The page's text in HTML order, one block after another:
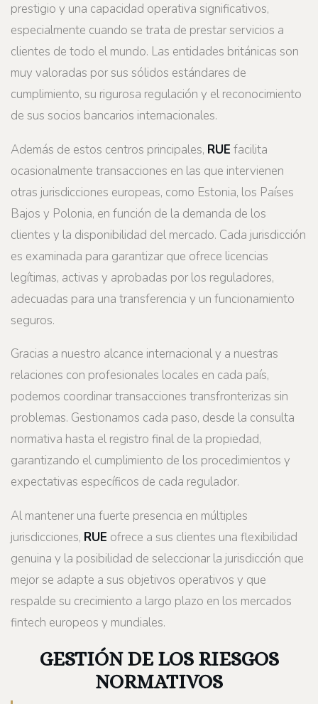
prestigio y una capacidad operativa significativos,
especialmente cuando se trata de prestar servicios a
clientes de todo el mundo. Las entidades británicas son
muy valoradas por sus sólidos estándares de
cumplimiento, su rigurosa regulación y el reconocimiento
de sus socios bancarios internacionales.
Además de estos centros principales, RUE facilita
ocasionalmente transacciones en las que intervienen
otras jurisdicciones europeas, como Estonia, los Países
Bajos y Polonia, en función de la demanda de los
clientes y la disponibilidad del mercado. Cada jurisdicción
es examinada para garantizar que ofrece licencias
legítimas, activas y aprobadas por los reguladores,
adecuadas para una transferencia y un funcionamiento
seguros.
Gracias a nuestro alcance internacional y a nuestras
relaciones con profesionales locales en cada país,
podemos coordinar transacciones transfronterizas sin
problemas. Gestionamos cada paso, desde la consulta
normativa hasta el registro final de la propiedad,
garantizando el cumplimiento de los procedimientos y
expectativas específicos de cada regulador.
Al mantener una fuerte presencia en múltiples
jurisdicciones, RUE ofrece a sus clientes una flexibilidad
genuina y la posibilidad de seleccionar la jurisdicción que
mejor se adapte a sus objetivos operativos y que
respalde su crecimiento a largo plazo en los mercados
fintech europeos y mundiales.
GESTIÓN DE LOS RIESGOS
NORMATIVOS